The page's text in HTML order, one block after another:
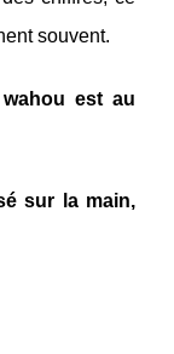
souvent.
wahou est au
sur la main,